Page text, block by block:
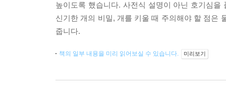
높이도록 했습니다. 사전식 설명이 아닌 호기심
신기한 개의 비밀, 개를 키울 때 주의해야 할 점은
줍니다.
책의 일부 내용을 미리 읽어보실 수 있습니다. 미리보기